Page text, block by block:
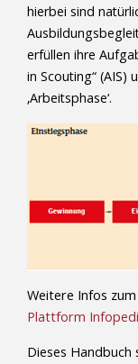
hierbei sind
erfüllen ihre
in Scouting“ (AIS)
‚Arbeitsphase‘.
Weitere Infos
Plattform
Dieses Handbuch